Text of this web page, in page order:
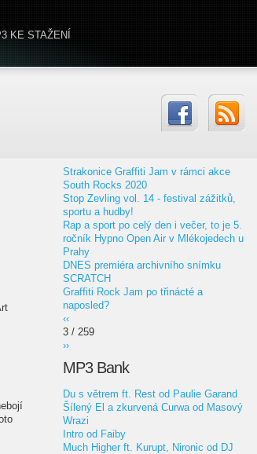
KE STAŽENÍ
Strakonice Graffiti Jam v rámci akce
South Rocks 2020
Stop Zevling vol. 14 - festival zážitků,
sportu a hudby!
Rap a sport po celý den i večer, to je 5.
ročník Hypno Open Air v Mlékojedech u
Prahy
DNES premiéra archivního snímku
SCRATCH
Graffiti Rock Jam po třinácté a
naposled?
‹‹
3 / 259
››
MP3 Bank
Du s větrem ft. Rest od Paulie Garand
Šílený El a zkurvená Curwa od Masový
Wrazi
Intro od Faiby
Much Higher ft. Kurupt, Nironic od DJ